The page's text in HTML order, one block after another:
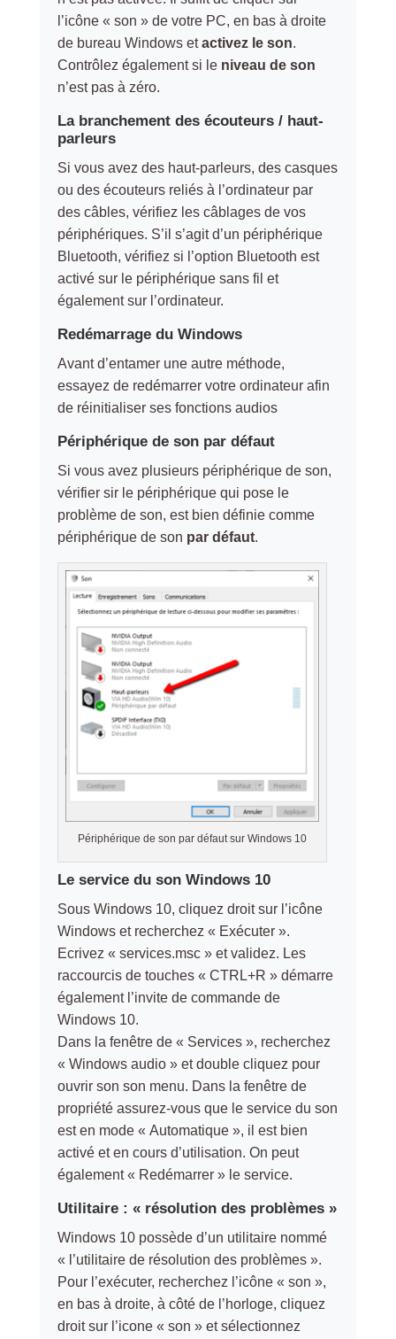
l’icône « son » de votre PC, en bas à droite
de bureau Windows etactivez le son.
Contrôlez également si le niveau de son
n’est pas à zéro.
La branchement des écouteurs / haut-
parleurs
Si vous avez des haut-parleurs, des casques
ou des écouteurs reliés à l’ordinateur par
des câbles, vérifiez les câblages de vos
périphériques. S’il s’agit d’un périphérique
Bluetooth, vérifiez si l’option Bluetooth est
activé sur le périphérique sans fil et
également sur l’ordinateur.
Redémarrage du Windows
Avant d’entamer une autre méthode,
essayez de redémarrer votre ordinateur afin
de réinitialiser ses fonctions audios
Périphérique de son par défaut
Si vous avez plusieurs périphérique de son,
vérifier sir le périphérique qui pose le
problème de son, est bien définie comme
périphérique de son par défaut.
Périphérique de son par défaut sur Windows 10
Le service du son Windows 10
Sous Windows 10, cliquez droit sur l’icône
Windows et recherchez « Exécuter ».
Ecrivez « services.msc » et validez. Les
raccourcis de touches « CTRL+R » démarre
également l’invite de commande de
Windows 10.
Dans la fenêtre de « Services », recherchez
« Windows audio » et double cliquez pour
ouvrir son son menu. Dans la fenêtre de
propriété assurez-vous que le service du son
est en mode « Automatique », il est bien
activé et en cours d’utilisation. On peut
également « Redémarrer » le service.
Utilitaire : « résolution des problèmes »
Windows 10 possède d’un utilitaire nommé
« l’utilitaire de résolution des problèmes ».
Pour l’exécuter, recherchez l’icône « son »,
en bas à droite, à côté de l’horloge, cliquez
droit sur l’icone « son » et sélectionnez